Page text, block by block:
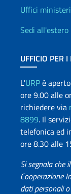
Uffici e
Uffici
Sedi all'estero
UFFICIO PER
L'URPè
ore 9.00 alle
richiedere via
8899. Il
telefonica ed
ore 8.30 alle
Si segnala che
Cooperazione
dati personali